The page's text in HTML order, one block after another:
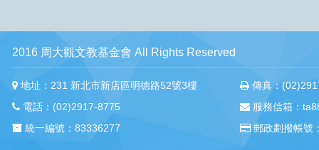
2016 周大觀文教基金會 All Rights Reserved
地址：231 新北市新店區明德路52號3樓
電話：(02)2917-8775
統一編號：83336277
傳真：
服務信箱：
郵政劃撥帳號